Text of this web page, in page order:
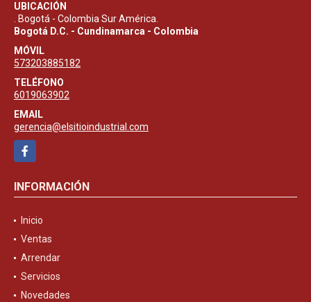
UBICACIÓN
. Bogotá - Colombia Sur América.
Bogotá D.C. - Cundinamarca - Colombia
MÓVIL
573203885182
TELÉFONO
6019063902
EMAIL
gerencia@elsitioindustrial.com
Facebook
INFORMACIÓN
Inicio
Ventas
Arrendar
Servicios
Novedades